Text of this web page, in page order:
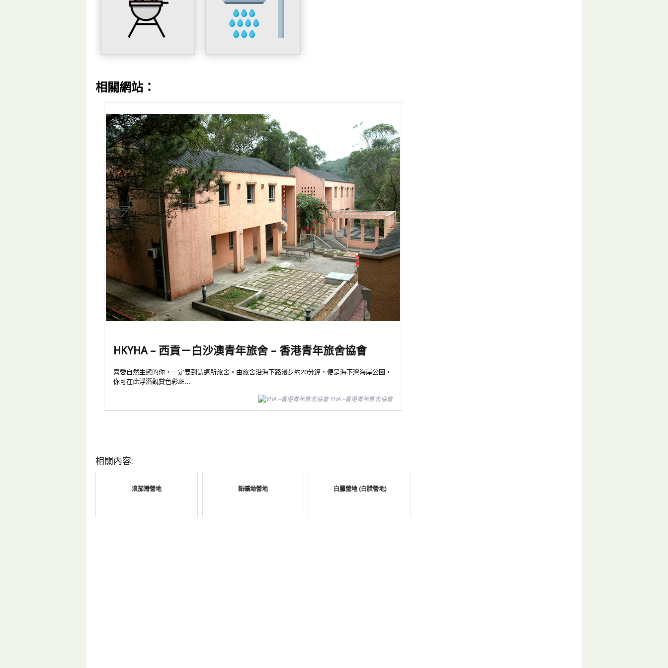
相關網站：
HKYHA – 西貢－白沙澳青年旅舍 – 香港青年旅舍協會
喜愛自然生態的你，一定要到訪這所旅舍。由旅舍沿海下路漫步約20分鐘，便是海下灣海岸公園，
你可在此浮潛觀賞色彩斑…
YHA –香港青年旅舍協會
相關內容:
浪茄灣營地 鉛礦坳營地 白臘營地 (白腊營地)